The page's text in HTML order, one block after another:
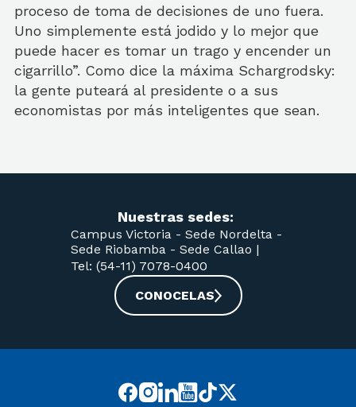
proceso de toma de decisiones de uno fuera.
Uno simplemente está jodido y lo mejor que
puede hacer es tomar un trago y encender un
cigarrillo”. Como dice la máxima Schargrodsky:
la gente puteará al presidente o a sus
economistas por más inteligentes que sean.
Nuestras sedes:
Campus Victoria - Sede Nordelta -
Sede Riobamba - Sede Callao |
Tel: (54-11) 7078-0400
CONOCELAS